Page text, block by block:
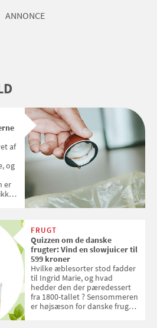
ANNONCE
af
og
er
FRUGT
Quizzen om de danske
frugter: Vind en slowjuicer til
599 kroner
Hvilke æblesorter stod fadder
til Ingrid Marie, og hvad
hedder den der pæredessert
fra 1800-tallet ? Sensommeren
er højsæson for danske fruger,